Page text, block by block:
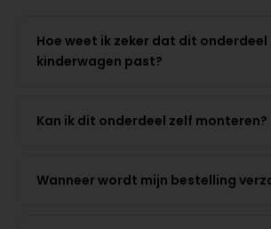
Hoe weet ik zeker dat dit onderdeel
kinderwagen past?
Kan ik dit onderdeel zelf monteren?
Wanneer wordt mijn bestelling